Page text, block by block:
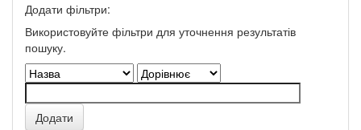
Додати фільтри:
Використовуйте фільтри для уточнення результатів
пошуку.